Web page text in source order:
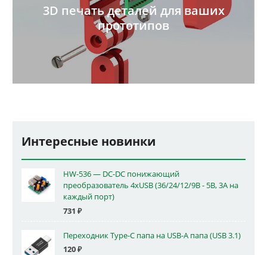
3D печать деталей для ваших
прототипов
Интересные новинки
HW-536 — DC-DC понижающий
преобразователь 4xUSB (36/24/12/9В - 5В, 3А на
каждый порт)
731 ₽
Переходник Type-C папа на USB-A папа (USB 3.1)
120₽